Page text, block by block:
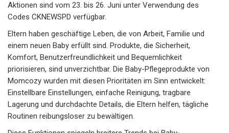
Aktionen sind vom 23. bis 26. Juni unter Verwendung des
Codes CKNEWSPD verfügbar.
Eltern haben geschäftige Leben, die von Arbeit, Familie und
einem neuen Baby erfüllt sind. Produkte, die Sicherheit,
Komfort, Benutzerfreundlichkeit und Bequemlichkeit
priorisieren, sind unverzichtbar. Die Baby-Pflegeprodukte von
Momcozy wurden mit diesen Prioritäten im Sinn entwickelt:
Einstellbare Einstellungen, einfache Reinigung, tragbare
Lagerung und durchdachte Details, die Eltern helfen, tägliche
Routinen reibungsloser zu bewältigen.